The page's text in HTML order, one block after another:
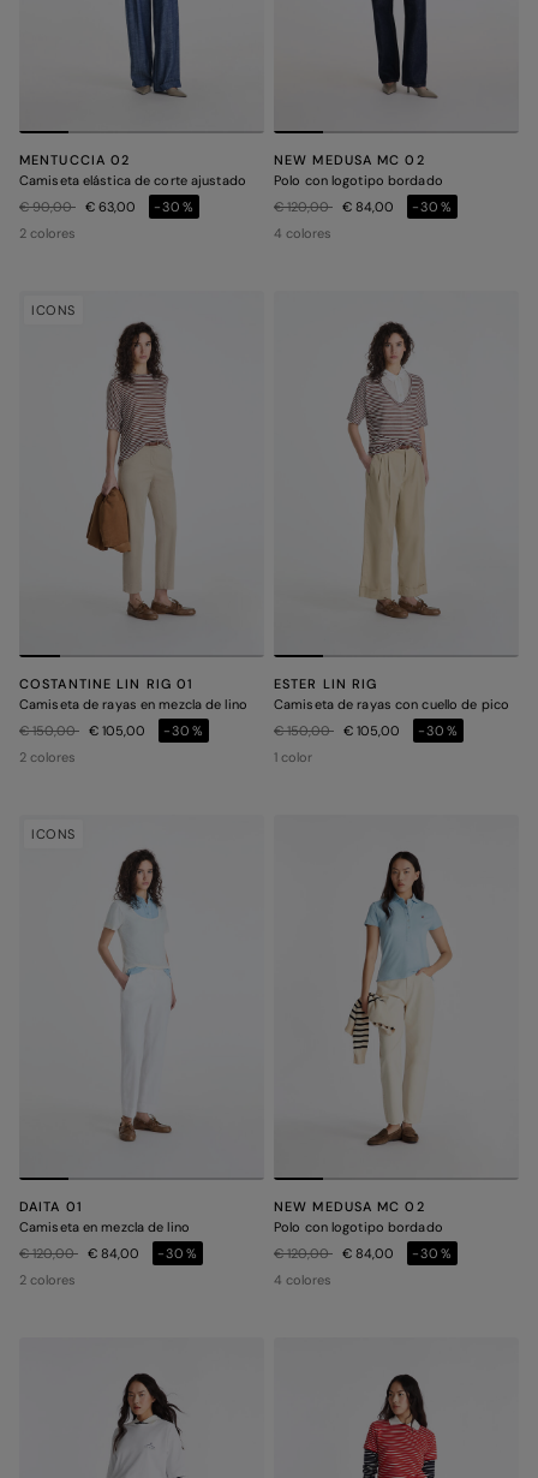
MENTUCCIA 02
Camiseta elástica de corte ajustado
Precio rebajado de
€ 90,00a € 63,00
-30%
2 colores
NEW MEDUSA MC 02
Polo con logotipo bordado
Precio rebajado de
€ 120,00a € 84,00
-30%
4 colores
ICONS
COSTANTINE LIN RIG 01
Camiseta de rayas en mezcla de lino
Precio rebajado de
€ 150,00a € 105,00
-30%
2 colores
ESTER LIN RIG
Camiseta de rayas con cuello de pico
Precio rebajado de
€ 150,00a € 105,00
-30%
1 color
ICONS
DAITA 01
Camiseta en mezcla de lino
Precio rebajado de
€ 120,00a € 84,00
-30%
2 colores
NEW MEDUSA MC 02
Polo con logotipo bordado
Precio rebajado de
€ 120,00a € 84,00
-30%
4 colores